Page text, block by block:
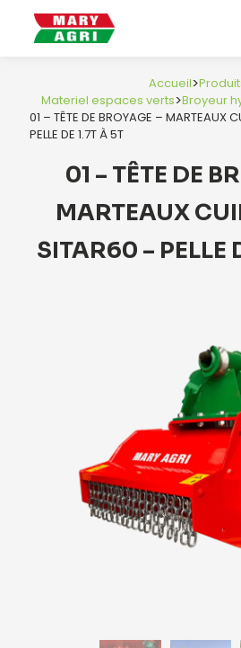
Accueil>
Materiel espaces verts>Broyeur
01 – TÊTE DE BROYAGE – MARTEAUX
PELLE DE 1.7T À 5T
01 – TÊTE DE
MARTEAUX
SITAR60 – PELLE